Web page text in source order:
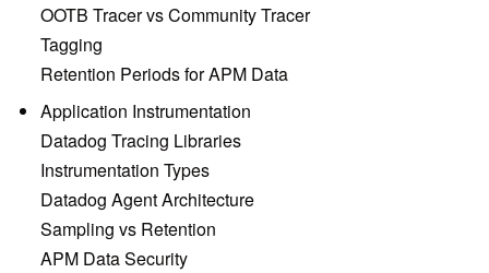
OOTB Tracer vs Community Tracer
Tagging
Retention Periods for APM Data
Application Instrumentation
Datadog Tracing Libraries
Instrumentation Types
Datadog Agent Architecture
Sampling vs Retention
APM Data Security